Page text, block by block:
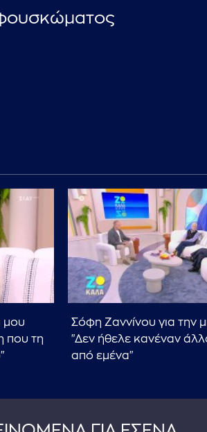
μου
που τη
Σόφη Ζαννίνου για την
"Δεν ήθελε κανέναν
από εμένα"